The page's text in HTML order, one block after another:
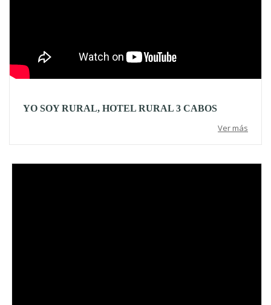
YO SOY RURAL, HOTEL RURAL 3 CABOS
Ver más